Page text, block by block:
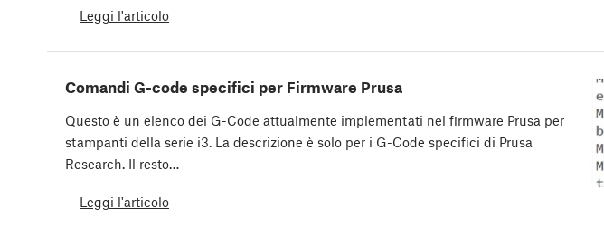
Leggi l'articolo
Comandi G-code specifici per Firmware Prusa
Questo è un elenco dei G-Code attualmente implementati nel firmware Prusa per
stampanti della serie i3. La descrizione è solo per i G-Code specifici di Prusa
Research. Il resto…
Leggi l'articolo